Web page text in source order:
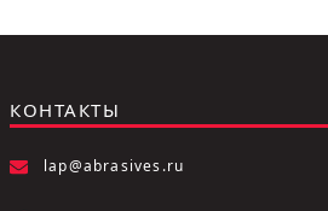
КОНТАКТЫ
lap@abrasives.ru